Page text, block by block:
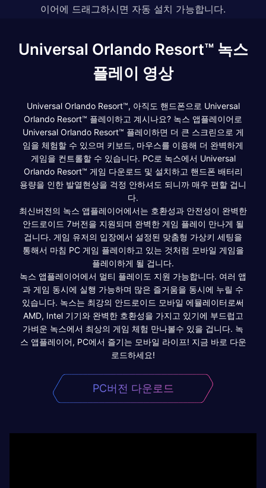
이어에 드래그하시면 자동 설치 가능합니다.
Universal Orlando Resort™ 녹스
플레이 영상
Universal Orlando Resort™, 아직도 핸드폰으로 Universal
Orlando Resort™ 플레이하고 계시나요? 녹스 앱플레이어로
Universal Orlando Resort™ 플레이하면 더 큰 스크린으로 게
임을 체험할 수 있으며 키보드, 마우스를 이용해 더 완벽하게
게임을 컨트롤할 수 있습니다. PC로 녹스에서 Universal
Orlando Resort™ 게임 다운로드 및 설치하고 핸드폰 배터리
용량을 인한 발열현상을 걱정 안하셔도 되니까 매우 편할 겁니
다.
최신버전의 녹스 앱플레이어에서는 호환성과 안전성이 완벽한
안드로이드 7버전을 지원되며 완벽한 게임 플레이 만나게 될
겁니다. 게임 유저의 입장에서 설정된 맞춤형 가상키 세팅을
통해서 마침 PC 게임 플레이하고 있는 것처럼 모바일 게임을
플레이하게 될 겁니다.
녹스 앱플레이어에서 멀티 플레이도 지원 가능합니다. 여러 앱
과 게임 동시에 실행 가능하며 많은 즐거움을 동시에 누릴 수
있습니다. 녹스는 최강의 안드로이드 모바일 에뮬레이터로써
AMD, Intel 기기와 완벽한 호환성을 가지고 있기에 부드럽고
가벼운 녹스에서 최상의 게임 체험 만나볼수 있을 겁니다. 녹
스 앱플레이어, PC에서 즐기는 모바일 라이프! 지금 바로 다운
로드하세요!
PC버전 다운로드